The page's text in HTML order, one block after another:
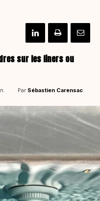
sur les liners ou
Par Sébastien Carensac